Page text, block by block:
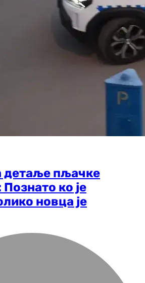
детаље пљачке
ко је
новца је